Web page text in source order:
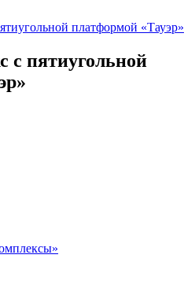
платформой «Тауэр»
с пятиугольной